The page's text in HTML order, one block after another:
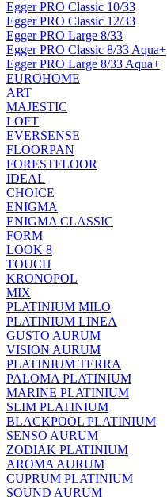
Egger PRO Classic 10/33
Egger PRO Classic 12/33
Egger PRO Large 8/33
Egger PRO Classic 8/33 Aqua+
Egger PRO Large 8/33 Aqua+
EUROHOME
ART
MAJESTIC
LOFT
EVERSENSE
FLOORPAN
FORESTFLOOR
IDEAL
CHOICE
ENIGMA
ENIGMA CLASSIC
FORM
LOOK 8
TOUCH
KRONOPOL
MIX
PLATINIUM MILO
PLATINIUM LINEA
GUSTO AURUM
VISION AURUM
PLATINIUM TERRA
PALOMA PLATINIUM
MARINE PLATINIUM
SLIM PLATINIUM
BLACKPOOL PLATINIUM
SENSO AURUM
ZODIAK PLATINIUM
AROMA AURUM
CUPRUM PLATINIUM
SOUND AURUM